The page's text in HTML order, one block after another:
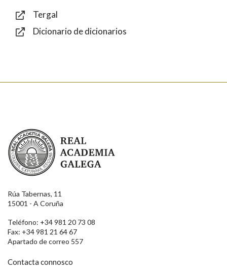
Tergal
Dicionario de dicionarios
Real Academia Galega
Rúa Tabernas, 11
15001 - A Coruña
Teléfono: +34 981 20 73 08
Fax: +34 981 21 64 67
Apartado de correo 557
Contacta connosco